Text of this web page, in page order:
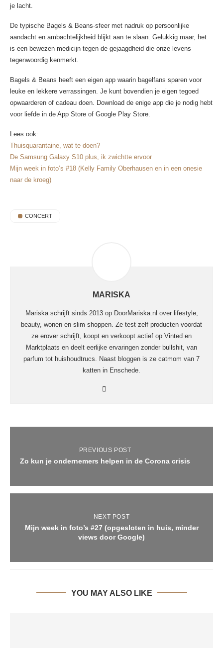
je lacht.
De typische Bagels & Beans-sfeer met nadruk op persoonlijke
aandacht en ambachtelijkheid blijkt aan te slaan. Gelukkig maar, het
is een bewezen medicijn tegen de gejaagdheid die onze levens
tegenwoordig kenmerkt.
Bagels & Beans heeft een eigen app waarin bagelfans sparen voor
leuke en lekkere verrassingen. Je kunt bovendien je eigen tegoed
opwaarderen of cadeau doen. Download de enige app die je nodig hebt
voor liefde in de App Store of Google Play Store.
Lees ook:
Thuisquarantaine, wat te doen?
De Samsung Galaxy S10 plus, ik zwichtte ervoor
Mijn week in foto’s #18 (Kelly Family Oberhausen en in een onesie
naar de kroeg)
CONCERT
MARISKA
Mariska schrijft sinds 2013 op DoorMariska.nl over lifestyle,
beauty, wonen en slim shoppen. Ze test zelf producten voordat
ze erover schrijft, koopt en verkoopt actief op Vinted en
Marktplaats en deelt eerlijke ervaringen zonder bullshit, van
parfum tot huishoudtrucs. Naast bloggen is ze catmom van 7
katten in Enschede.
PREVIOUS POST
Zo kun je ondernemers helpen in de Corona crisis
NEXT POST
Mijn week in foto’s #27 (opgesloten in huis, minder
views door Google)
YOU MAY ALSO LIKE